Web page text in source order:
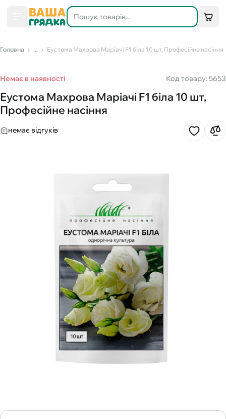
Головна ... Еустома Махрова Маріачі F1 біла 10 шт, Професійне насіння
Немає в наявності Код товару: 5653
Еустома Махрова Маріачі F1 біла 10 шт,
Професійне насіння
немає відгуків